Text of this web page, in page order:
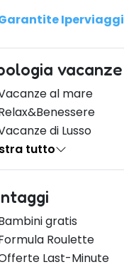
Iperviaggi
vacanze
al mare
di Lusso
tutto
gratis
Roulette
Last-Minute